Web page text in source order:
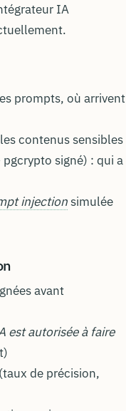
IA
prompts, où arrivent
contenus sensibles
signé) : qui a
injectionsimulée
avant
est autorisée à faire
de précision,